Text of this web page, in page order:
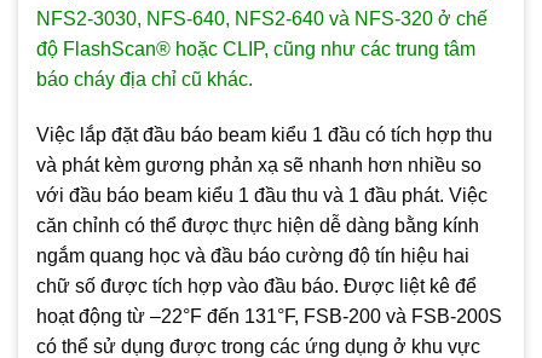
NFS2-3030, NFS-640, NFS2-640 và NFS-320 ở chế
độ FlashScan® hoặc CLIP, cũng như các trung tâm
báo cháy địa chỉ cũ khác.
Việc lắp đặt đầu báo beam kiểu 1 đầu có tích hợp thu
và phát kèm gương phản xạ sẽ nhanh hơn nhiều so
với đầu báo beam kiểu 1 đầu thu và 1 đầu phát. Việc
căn chỉnh có thể được thực hiện dễ dàng bằng kính
ngắm quang học và đầu báo cường độ tín hiệu hai
chữ số được tích hợp vào đầu báo. Được liệt kê để
hoạt động từ –22°F đến 131°F, FSB-200 và FSB-200S
có thể sử dụng được trong các ứng dụng ở khu vực